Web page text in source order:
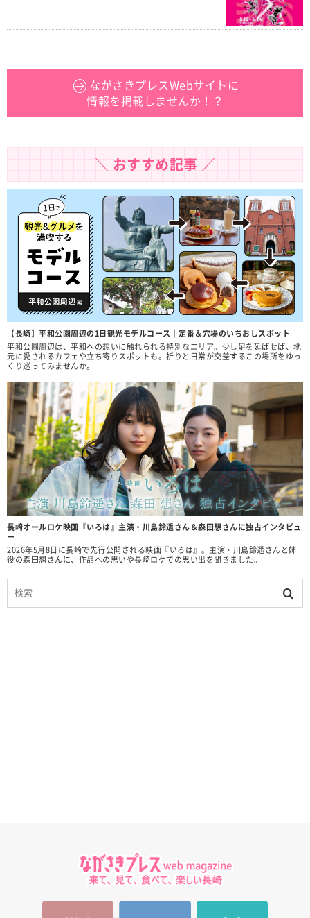
ながさきプレスWebサイトに
情報を掲載しませんか！？
＼ おすすめ記事 ／
【長崎】平和公園周辺の1日観光モデルコース｜定番＆穴場のいちおしスポット
平和公園周辺は、平和への想いに触れられる特別なエリア。少し足を延ばせば、地
元に愛されるカフェや立ち寄りスポットも。祈りと日常が交差するこの場所をゆっ
くり巡ってみませんか。
長崎オールロケ映画『いろは』主演・川島鈴遥さん＆森田想さんに独占インタビュ
ー
2026年5月8日に長崎で先行公開される映画『いろは』。主演・川島鈴遥さんと姉
役の森田想さんに、作品への思いや長崎ロケでの思い出を聞きました。